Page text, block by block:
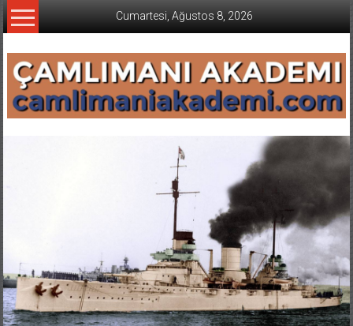
İçeriğe
geç
Cumartesi, Ağustos 8, 2026